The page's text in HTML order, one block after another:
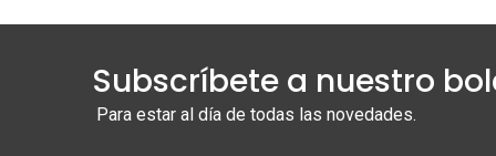
Subscríbete a nuestro
Para estar al día de todas las novedades.